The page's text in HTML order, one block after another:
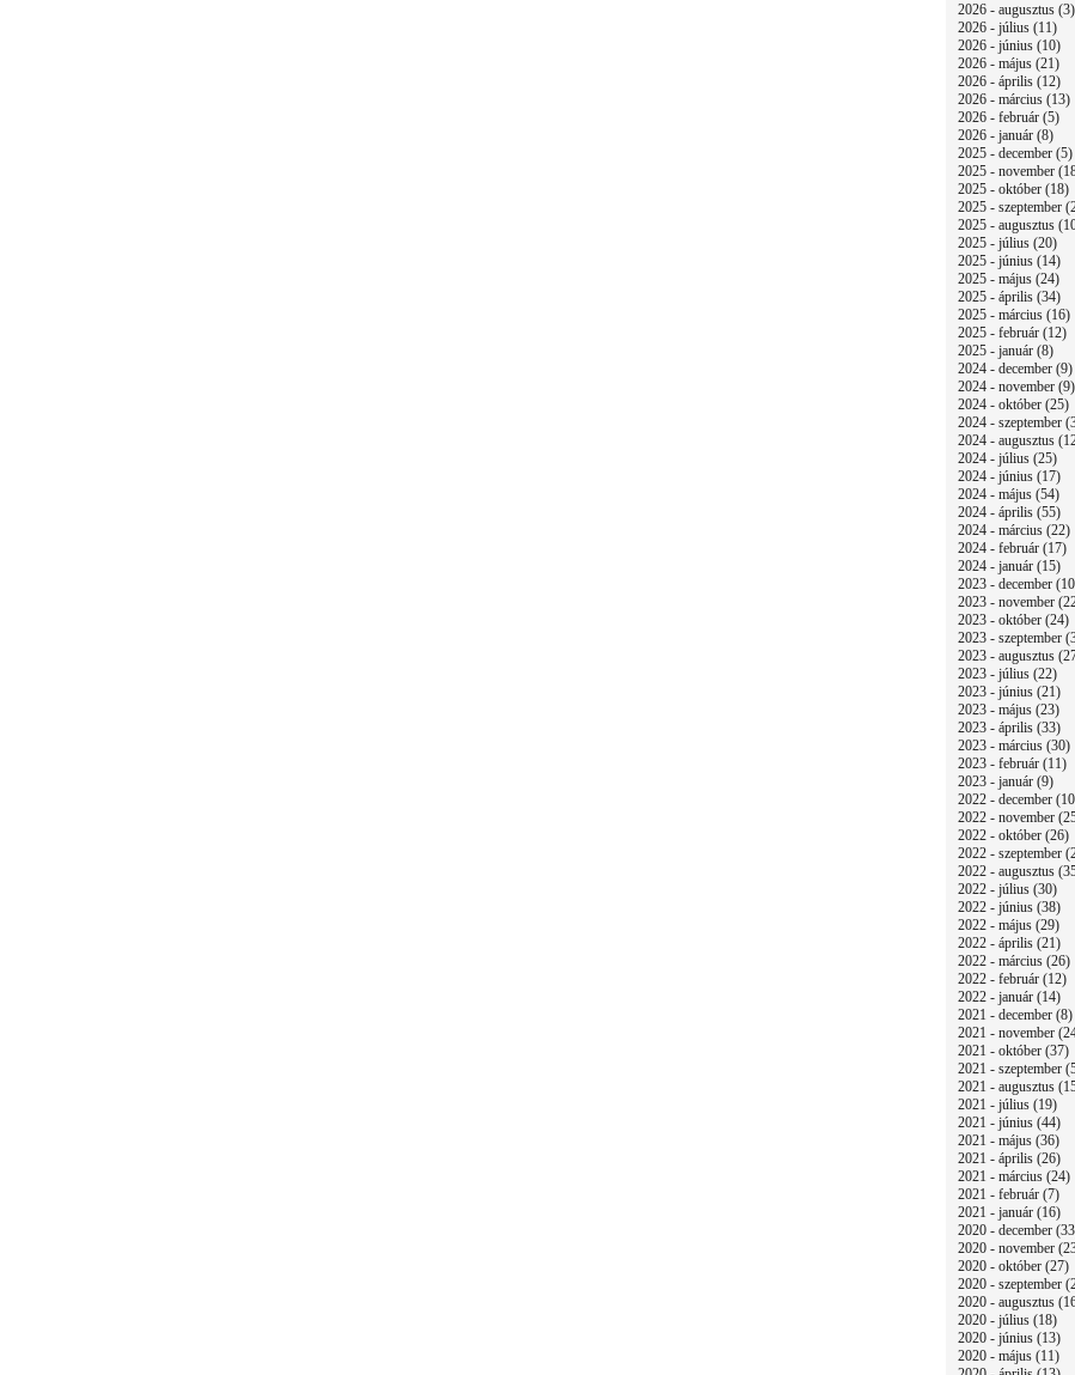
2026 - augusztus (3)
2026 - július (11)
2026 - június (10)
2026 - május (21)
2026 - április (12)
2026 - március (13)
2026 - február (5)
2026 - január (8)
2025 - december (5)
2025 - november
2025 - október (18)
2025 - szeptember
2025 - augusztus
2025 - július (20)
2025 - június (14)
2025 - május (24)
2025 - április (34)
2025 - március (16)
2025 - február (12)
2025 - január (8)
2024 - december (9)
2024 - november (9)
2024 - október (25)
2024 - szeptember
2024 - augusztus
2024 - július (25)
2024 - június (17)
2024 - május (54)
2024 - április (55)
2024 - március (22)
2024 - február (17)
2024 - január (15)
2023 - december
2023 - november
2023 - október (24)
2023 - szeptember
2023 - augusztus
2023 - július (22)
2023 - június (21)
2023 - május (23)
2023 - április (33)
2023 - március (30)
2023 - február (11)
2023 - január (9)
2022 - december
2022 - november
2022 - október (26)
2022 - szeptember
2022 - augusztus
2022 - július (30)
2022 - június (38)
2022 - május (29)
2022 - április (21)
2022 - március (26)
2022 - február (12)
2022 - január (14)
2021 - december (8)
2021 - november
2021 - október (37)
2021 - szeptember
2021 - augusztus
2021 - július (19)
2021 - június (44)
2021 - május (36)
2021 - április (26)
2021 - március (24)
2021 - február (7)
2021 - január (16)
2020 - december
2020 - november
2020 - október (27)
2020 - szeptember
2020 - augusztus
2020 - július (18)
2020 - június (13)
2020 - május (11)